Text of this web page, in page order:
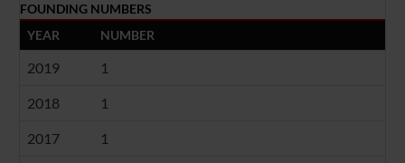
FOUNDING NUMBERS
YEAR
NUMBER
2019 1
2018 1
2017 1